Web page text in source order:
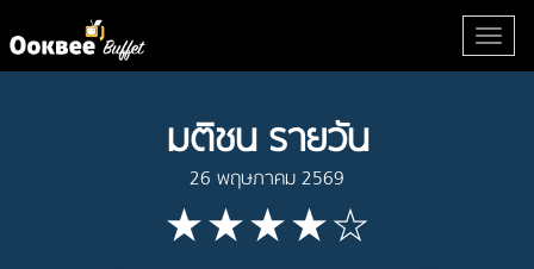
มติชน รายวัน
26 พฤษภาคม 2569